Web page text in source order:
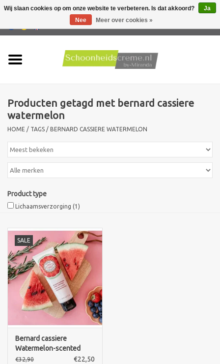
Producten
Huidproblemen
Mannen verzorging
Sothys Paris
Mila d'Opiz
Bernard cassiere
Fusion Meso
Producten getagd met bernard cassiere
watermelon
HOME / TAGS / BERNARD CASSIERE WATERMELON
Product type
Lichaamsverzorging (1)
SALE
Bernard cassiere
Watermelon-scented
moisterizing body-lotion
€32,90 €22,50
Wij slaan cookies op om onze website te verbeteren. Is dat akkoord?
Ja
Nee
Meer over cookies »